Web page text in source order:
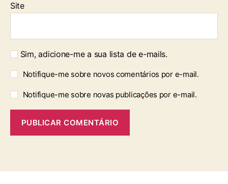
Site
Sim, adicione-me a sua lista de e-mails.
Notifique-me sobre novos comentários por e-mail.
Notifique-me sobre novas publicações por e-mail.